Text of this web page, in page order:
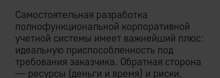
Самостоятельная разработка
полнофункциональной корпоративной
учетной системы имеет важнейший плюс:
идеальную приспособленность под
требования заказчика. Обратная сторона
— ресурсы (деньги и время) и риски.